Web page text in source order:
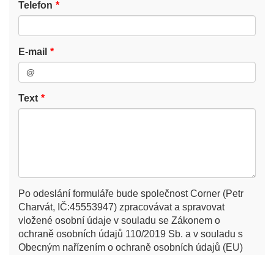
Telefon
E-mail
Text
Po odeslání formuláře bude společnost Corner (Petr
Charvát, IČ:45553947) zpracovávat a spravovat
vložené osobní údaje v souladu se Zákonem o
ochraně osobních údajů 110/2019 Sb. a v souladu s
Obecným nařízením o ochraně osobních údajů (EU)